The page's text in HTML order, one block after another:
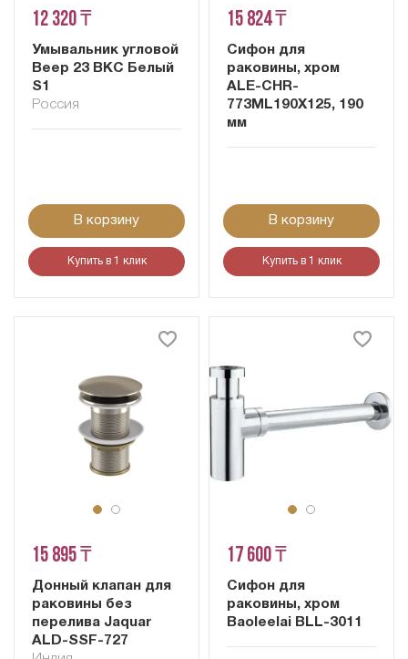
12 320 ₸
Умывальник угловой
Веер 23 ВКС Белый
S1
Россия
В корзину
Купить в 1 клик
15 824 ₸
Сифон для
раковины, хром
ALE-CHR-
773ML190X125, 190
мм
В корзину
Купить в 1 клик
15 895 ₸
Донный клапан для
раковины без
перелива Jaquar
ALD-SSF-727
17 600 ₸
Сифон для
раковины, хром
Baoleelai BLL-3011